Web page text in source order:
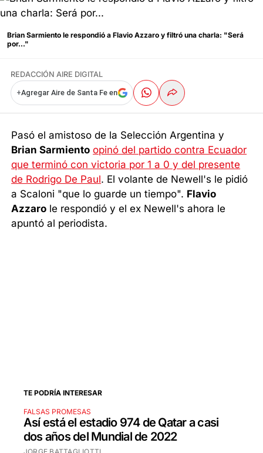
Brian Sarmiento le respondió a Flavio Azzaro y filtró una charla: "Será
por..."
REDACCIÓN AIRE DIGITAL
+Agregar Aire de Santa Fe en
Pasó el amistoso de la Selección Argentina y
Brian Sarmiento opinó del partido contra Ecuador
que terminó con victoria por 1 a 0 y del presente
de Rodrigo De Paul. El volante de Newell's le pidió
a Scaloni "que lo guarde un tiempo". Flavio
Azzaro le respondió y el ex Newell's ahora le
apuntó al periodista.
TE PODRÍA INTERESAR
FALSAS PROMESAS
Así está el estadio 974 de Qatar a casi
dos años del Mundial de 2022